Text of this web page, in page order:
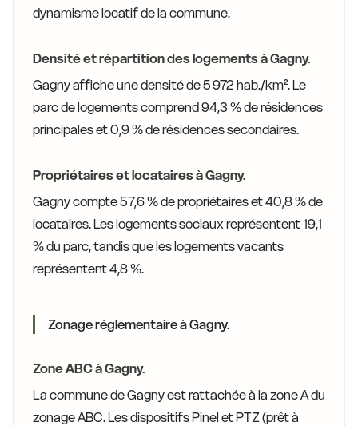
dynamisme locatif de la commune.
Densité et répartition des logements à Gagny.
Gagny affiche une densité de 5 972 hab./km². Le
parc de logements comprend 94,3 % de résidences
principales et 0,9 % de résidences secondaires.
Propriétaires et locataires à Gagny.
Gagny compte 57,6 % de propriétaires et 40,8 % de
locataires. Les logements sociaux représentent 19,1
% du parc, tandis que les logements vacants
représentent 4,8 %.
Zonage réglementaire à Gagny.
Zone ABC à Gagny.
La commune de Gagny est rattachée à la zone A du
zonage ABC. Les dispositifs Pinel et PTZ (prêt à